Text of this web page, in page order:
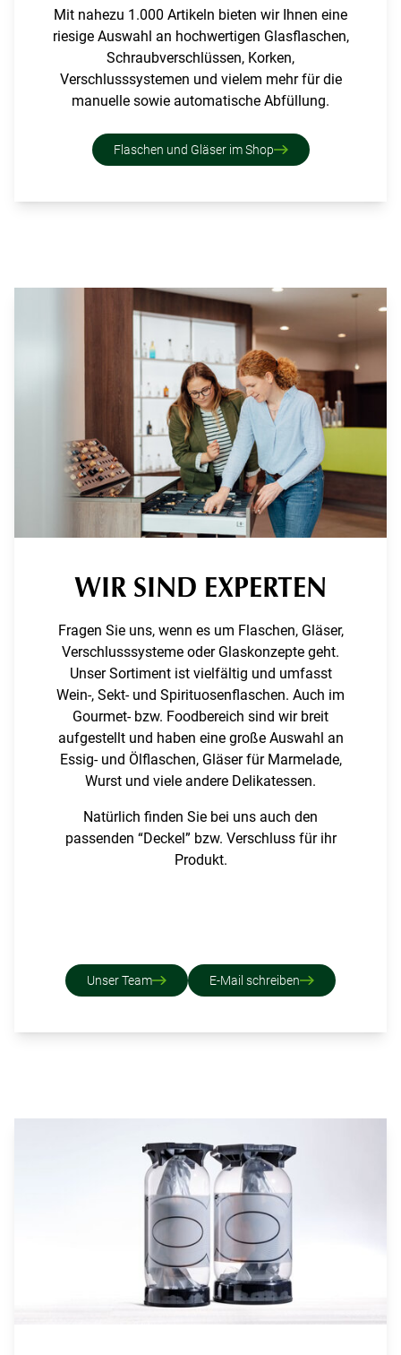
Mit nahezu 1.000 Artikeln bieten wir Ihnen eine
riesige Auswahl an hochwertigen Glasflaschen,
Schraubverschlüssen, Korken,
Verschlusssystemen und vielem mehr für die
manuelle sowie automatische Abfüllung.
Flaschen und Gläser im Shop
WIR SIND EXPERTEN
Fragen Sie uns, wenn es um Flaschen, Gläser,
Verschlusssysteme oder Glaskonzepte geht.
Unser Sortiment ist vielfältig und umfasst
Wein-, Sekt- und Spirituosenflaschen. Auch im
Gourmet- bzw. Foodbereich sind wir breit
aufgestellt und haben eine große Auswahl an
Essig- und Ölflaschen, Gläser für Marmelade,
Wurst und viele andere Delikatessen.
Natürlich finden Sie bei uns auch den
passenden “Deckel” bzw. Verschluss für ihr
Produkt.
Unser Team E-Mail schreiben